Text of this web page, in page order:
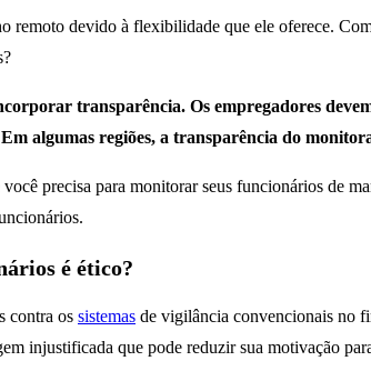
remoto devido à flexibilidade que ele oferece.
transparência. Os empregadores
algumas regiões, a transparência do
precisa para monitorar seus funcionários de
é ético?
contra os sistemas de vigilância convencionais no
injustificada que pode reduzir sua motivação